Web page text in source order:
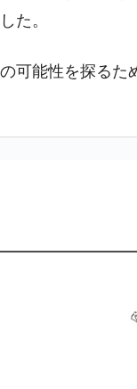
国家が行った恐る
過剰生産が世界を蝕
番艦、2032年竣工と
国がいっちょがみ
国で『BYD』車は
港に詰めかけ「出て
た。
可能性を探るた